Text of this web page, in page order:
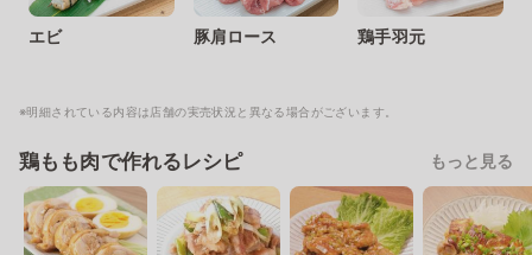
エビ 豚肩ロース 鶏手羽元
※明細されている内容は店舗の実売状況と異なる場合がございます。
鶏もも肉で作れるレシピ もっと見る